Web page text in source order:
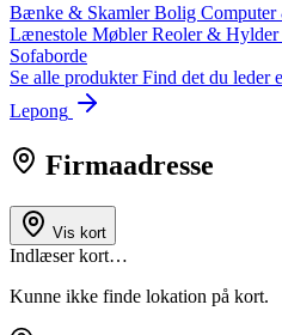
Bænke & SkamlerBolig
Lænestole MøblerReoler & Hylder
Sofaborde
Se alle produkterFind det du leder
Lepong
Firmaadresse
Vis kort
Indlæser kort…
Kunne ikke finde lokation på kort.